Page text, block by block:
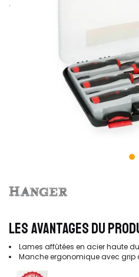
LES AVANTAGES DU
Lames affûtées en acier haute
Manche ergonomique avec